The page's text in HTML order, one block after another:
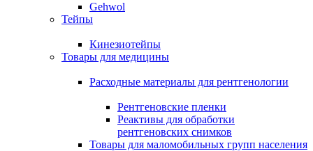
Gehwol
Тейпы
Кинезиотейпы
Товары для медицины
Расходные материалы для рентгенологии
Рентгеновские пленки
Реактивы для обработки
рентгеновских снимков
Товары для маломобильных групп населения